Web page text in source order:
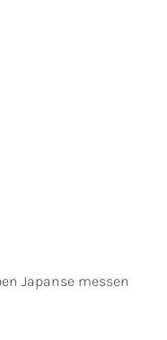
Japanse messen